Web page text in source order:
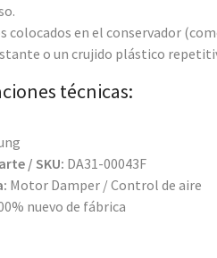
colocados en el conservador
o un crujido plástico
técnicas:
/ SKU: DA31-00043F
Motor Damper / Control de aire
nuevo de fábrica